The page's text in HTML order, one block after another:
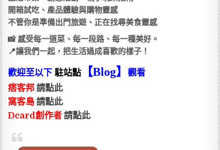
開箱試吃、產品體驗與購物靈感
不管你是準備出門旅遊、正在找尋美食靈感
📸 感受每一道菜、每一段路、每一種美好。
📍讓我們一起，把生活過成喜歡的樣子！
歡迎至以下駐站點 【Blog】觀看
痞客邦 請點此
窩客島請點此
Dcard創作者 請點此